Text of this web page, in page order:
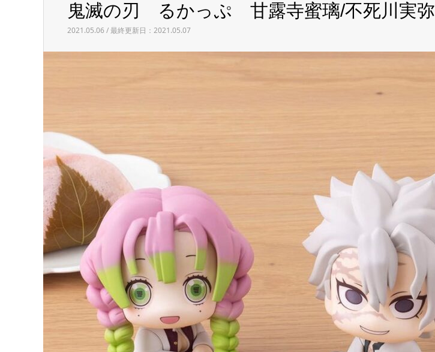
鬼滅の刃 るかっぷ 甘露寺蜜璃/不死川実弥
2021.05.06 / 最終更新日：2021.05.07